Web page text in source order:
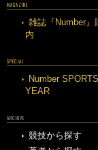
MAGAZINE
雑誌『Number』
内
SPECIAL
Number
YEAR
ARCHIVE
競技から探す